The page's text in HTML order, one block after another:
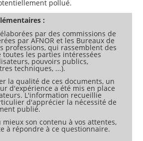
:
par des commissions de
par AFNOR et les Bureaux de
professions, qui rassemblent des
les parties intéressées
pouvoirs publics,
techniques, ...).
la qualité de ces documents, un
d'expérience a été mis en place
L'information recueillie
d'apprécier la nécessité de
publié.
son contenu à vos attentes,
à répondre à ce questionnaire.